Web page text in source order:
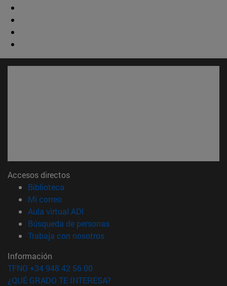
Accesos directos
Biblioteca
Mi correo(abre en nueva ventana)
Aula virtual ADI
Búsqueda de personas(abre en nueva ventana)
Trabaja con nosotros(abre en nueva ventana)
Información
TFNO +34 948 42 56 00
¿QUÉ GRADO TE INTERESA?